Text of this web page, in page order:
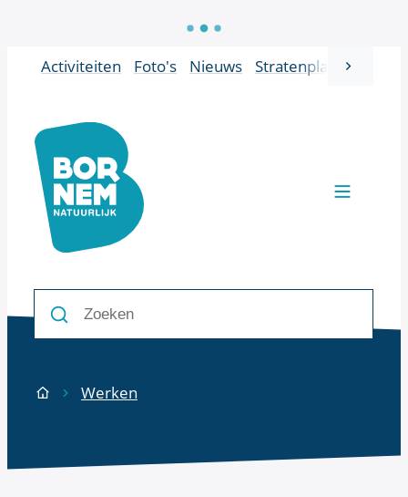
Naar inhoud
scroll
Activiteiten Foto's Nieuws Stratenplan
Zoeken
Startpagina
Werken